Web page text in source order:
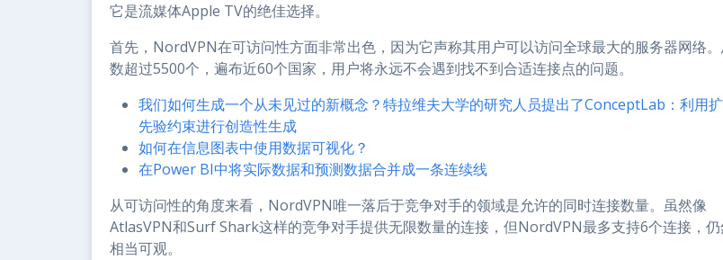
它是流媒体Apple TV的绝佳选择。
首先，NordVPN在可访问性方面非常出色，因为它声称其用户可以访问全球最大的服务器网络
数超过5500个，遍布近60个国家，用户将永远不会遇到找不到合适连接点的问题。
我们如何生成一个从未见过的新概念？特拉维夫大学的研究人员提出了ConceptLab：利用
先验约束进行创造性生成
如何在信息图表中使用数据可视化？
在Power BI中将实际数据和预测数据合并成一条连续线
从可访问性的角度来看，NordVPN唯一落后于竞争对手的领域是允许的同时连接数量。虽然像
AtlasVPN和Surf Shark这样的竞争对手提供无限数量的连接，但NordVPN最多支持6个连接，仍
相当可观。